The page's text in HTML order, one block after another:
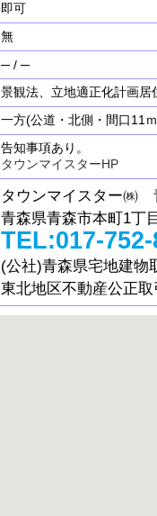
即可
無
─ / ─
景観法、立地適正化計画居
一方(公道・北側・間口11
告知事項あり。
タウンマイスターHP
タウンマイスター㈱
青森県青森市本町1丁
TEL:017-752-
(公社)青森県宅地建物
東北地区不動産公正